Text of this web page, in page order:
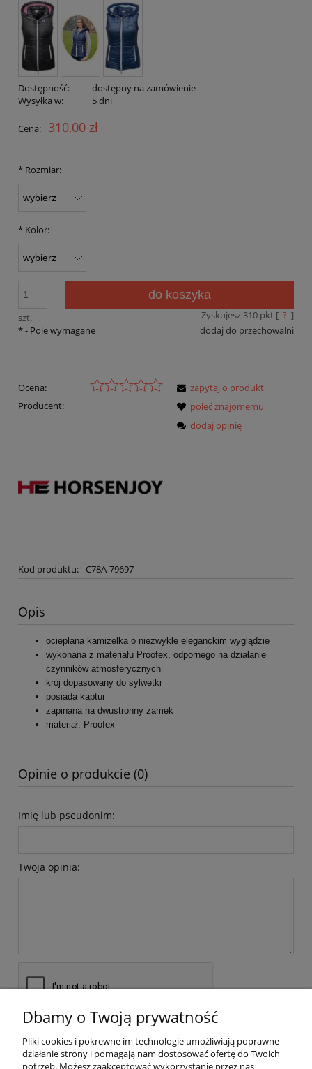
Dostępność:
dostępny na zamówienie
Wysyłka w:
5 dni
Cena: 310,00 zł
* Rozmiar:
* Kolor:
szt.
do koszyka
Zyskujesz 310pkt [ ? ]
dodaj do przechowalni
*- Pole wymagane
Ocena:
Producent:
Kod produktu: C78A-79697
zapytaj o produkt
poleć znajomemu
dodaj opinię
Opis
ocieplana kamizelka o niezwykle eleganckim wyglądzie
wykonana z materiału Proofex, odpornego na działanie
czynników atmosferycznych
krój dopasowany do sylwetki
posiada kaptur
zapinana na dwustronny zamek
materiał: Proofex
Opinie o produkcie (0)
Imię lub pseudonim:
Twoja opinia:
Dbamy o Twoją prywatność
Pliki cookies i pokrewne im technologie umożliwiają poprawne
działanie strony i pomagają nam dostosować ofertę do Twoich
potrzeb. Możesz zaakceptować wykorzystanie przez nas